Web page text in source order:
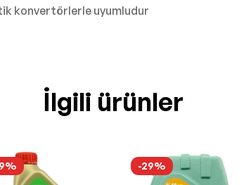
konvertörlerle uyumludur
İlgili ürünler
-29%